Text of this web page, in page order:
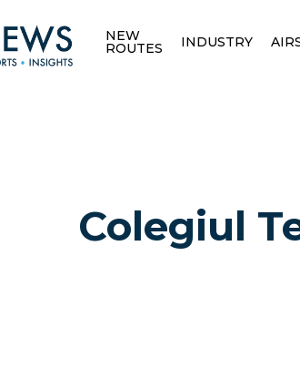
NEW
ROUTES INDUSTRY
Colegiul